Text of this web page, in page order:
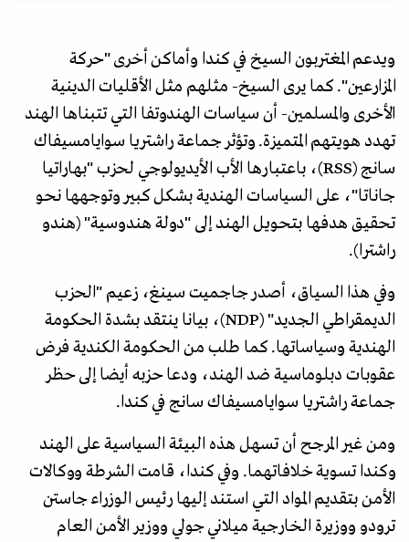
ويدعم المغتربون السيخ في كندا وأماكن أخرى "حركة
المزارعين". كما يرى السيخ- مثلهم مثل الأقليات الدينية
الأخرى والمسلمين- أن سياسات الهندوتفا التي تتبناها الهند
تهدد هويتهم المتميزة. وتؤثر جماعة راشتريا سوايامسيفاك
سانج (RSS)، باعتبارها الأب الأيديولوجي لحزب "بهاراتيا
جاناتا"، على السياسات الهندية بشكل كبير وتوجهها نحو
تحقيق هدفها بتحويل الهند إلى "دولة هندوسية" (هندو
راشترا).
وفي هذا السياق، أصدر جاجميت سينغ، زعيم "الحزب
الديمقراطي الجديد" (NDP)، بيانا ينتقد بشدة الحكومة
الهندية وسياساتها. كما طلب من الحكومة الكندية فرض
عقوبات دبلوماسية ضد الهند، ودعا حزبه أيضا إلى حظر
جماعة راشتريا سوايامسيفاك سانج في كندا.
ومن غير المرجح أن تسهل هذه البيئة السياسية على الهند
وكندا تسوية خلافاتهما. وفي كندا، قامت الشرطة ووكالات
الأمن بتقديم المواد التي استند إليها رئيس الوزراء جاستن
ترودو ووزيرة الخارجية ميلاني جولي ووزير الأمن العام